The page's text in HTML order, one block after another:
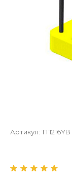
Артикул: TT1216YB